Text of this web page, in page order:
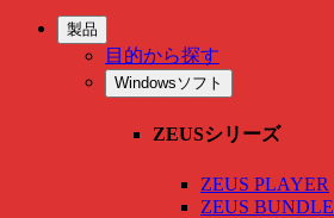
製品
目的から探す
Windowsソフト
ZEUSシリーズ
ZEUS PLAYER
ZEUS